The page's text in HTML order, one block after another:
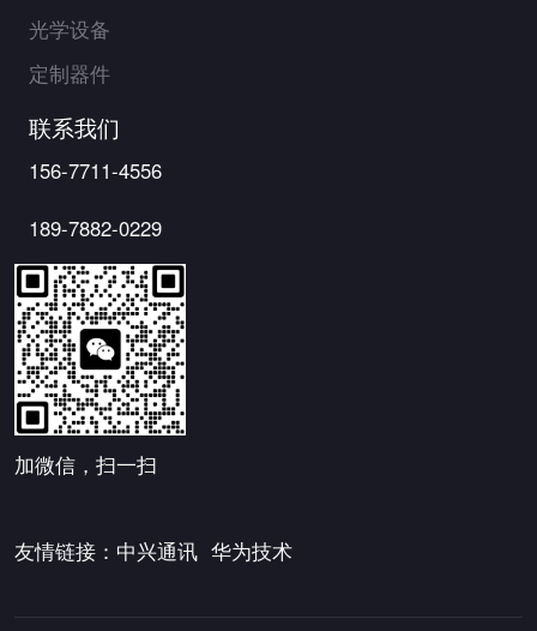
光学设备
定制器件
联系我们
156-7711-4556
189-7882-0229
加微信，扫一扫
友情链接： 中兴通讯 华为技术